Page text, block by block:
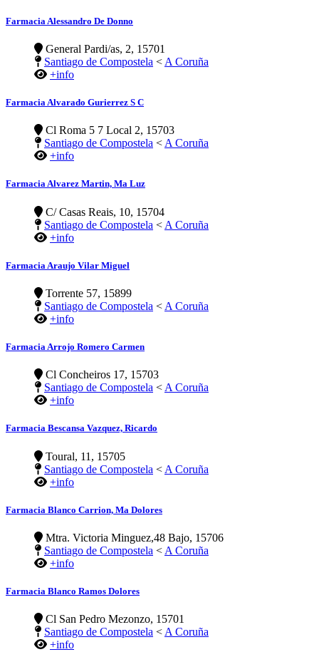
Farmacia Alessandro De Donno
General Pardi/as, 2, 15701
Santiago de Compostela < A Coruña
+info
Farmacia Alvarado Gurierrez S C
Cl Roma 5 7 Local 2, 15703
Santiago de Compostela < A Coruña
+info
Farmacia Alvarez Martin, Ma Luz
C/ Casas Reais, 10, 15704
Santiago de Compostela < A Coruña
+info
Farmacia Araujo Vilar Miguel
Torrente 57, 15899
Santiago de Compostela < A Coruña
+info
Farmacia Arrojo Romero Carmen
Cl Concheiros 17, 15703
Santiago de Compostela < A Coruña
+info
Farmacia Bescansa Vazquez, Ricardo
Toural, 11, 15705
Santiago de Compostela < A Coruña
+info
Farmacia Blanco Carrion, Ma Dolores
Mtra. Victoria Minguez,48 Bajo, 15706
Santiago de Compostela < A Coruña
+info
Farmacia Blanco Ramos Dolores
Cl San Pedro Mezonzo, 15701
Santiago de Compostela < A Coruña
+info